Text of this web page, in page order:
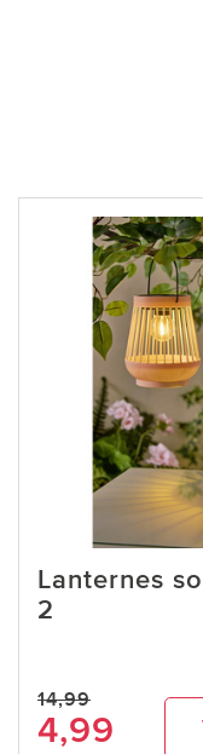
Lanternes
2
14,99
4,99